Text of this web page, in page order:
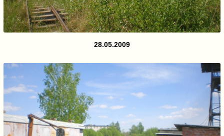
28.05.2009